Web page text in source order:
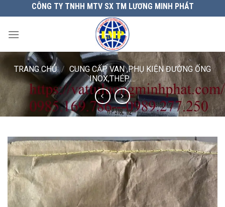
đến
nội
CÔNG TY TNHH MTV SX TM LƯƠNG MINH PHÁT
TRANG CHỦ / CUNG CẤP VAN ,PHỤ KIỆN ĐƯỜNG ỐNG
INOX,THÉP.....